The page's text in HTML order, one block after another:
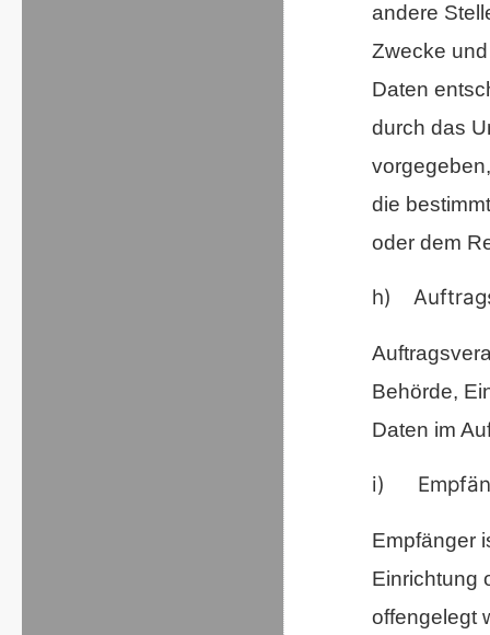
andere
Zwecke
Daten
durch das
die
oder dem
h)
Behörde,
Daten im
i)
Empfänger
Einrichtung
offengelegt